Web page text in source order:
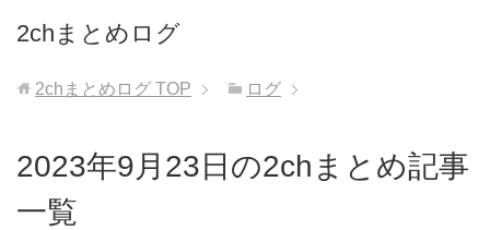
2chまとめログ
2chまとめログ TOP ログ
2023年9月23日の2chまとめ記事
一覧